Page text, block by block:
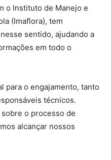
o Instituto de Manejo e
(Imaflora), tem
sentido, ajudando a
em todo o
para o engajamento, tanto
técnicos.
o processo de
alcançar nossos